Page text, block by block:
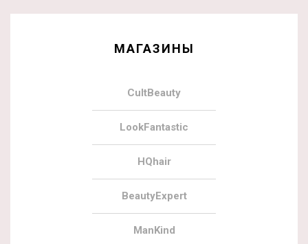
МАГАЗИНЫ
CultBeauty
LookFantastic
HQhair
BeautyExpert
ManKind